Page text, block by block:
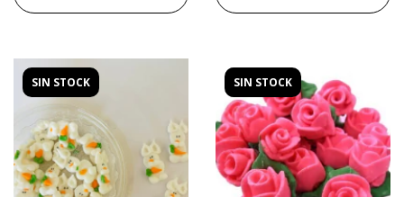
SIN STOCK SIN STOCK